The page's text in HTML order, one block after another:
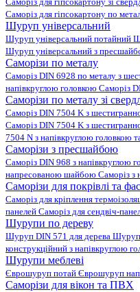
Саморіз для гіпсокартону по
Шуруп універсальний
Шуруп універсальний потайний
Шуруп універсальний з
Саморізи по металу
Саморіз DIN 6928 по металу з
напівкруглою головкою Саморіз
Саморізи по металу зі
Саморіз DIN 7504 K з
Саморіз DIN 7504 K з
7504 N з напівкруглою головкою
Саморізи з пресшайбою
Саморіз DIN 968 з напівкруглою
напресованою шайбою Саморіз
Саморізи для покрівлі та
Саморіз для кріплення
панелей Саморіз для сендвіч-
Шурупи по дереву
Шуруп DIN 571 для дерева Шуруп
конструкційний з напівкруглою
Шурупи меблеві
Єврошуруп потай Єврошуруп
Саморізи для вікон та ПВХ